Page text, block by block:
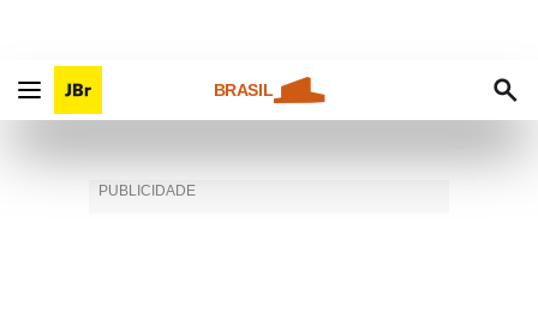
BRASIL